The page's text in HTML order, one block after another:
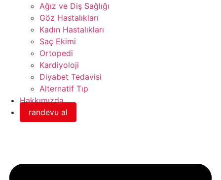
Ağız ve Diş Sağlığı
Göz Hastalıkları
Kadın Hastalıkları
Saç Ekimi
Ortopedi
Kardiyoloji
Diyabet Tedavisi
Alternatif Tıp
Hakkımızda
randevu al